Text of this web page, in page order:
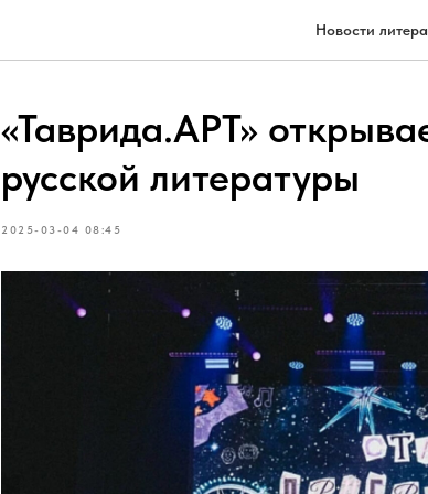
Новости
«Таврида.АРТ»
русской литературы
2025-03-04 08:45